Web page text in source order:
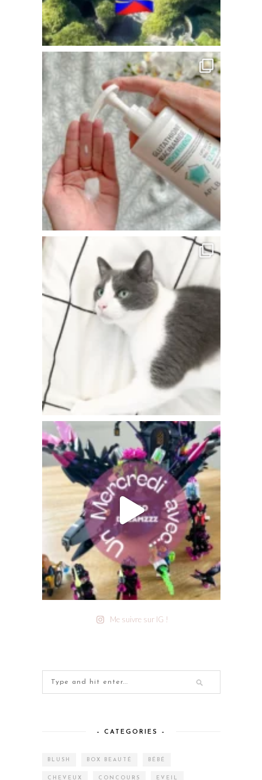
Me suivre sur IG !
– CATEGORIES –
BLUSH BOX BEAUTÉ BÉBÉ
CHEVEUX CONCOURS EVEIL